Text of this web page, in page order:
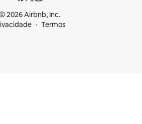
2026 Airbnb, Inc.
Termos